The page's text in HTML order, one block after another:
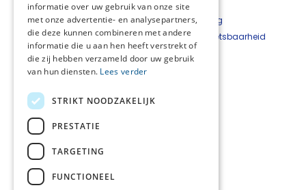
Bestelformulier
Nieuwsbrief
Disclaimer
Cookieverklaring
Beveiligingskwetsbaarheid
melden
West-Achterhoek
Hetty Top
06 - 22 24 33 93
hetty@hettytop.nl
Netwerkcoördinator
Oost-Achterhoek
Jessica Verboom
informatie over uw gebruik van onze site
met onze advertentie- en analysepartners,
die deze kunnen combineren met andere
informatie die u aan hen heeft verstrekt of
die zij hebben verzameld door uw gebruik
van hun diensten. Lees verder
STRIKT NOODZAKELIJK
PRESTATIE
TARGETING
FUNCTIONEEL